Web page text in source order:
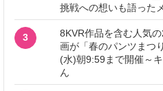
挑戦への想いも語った
3
8KVR作品を含む人気
画が「春のパンツまつ
(水)朝9:59まで開催～
ん